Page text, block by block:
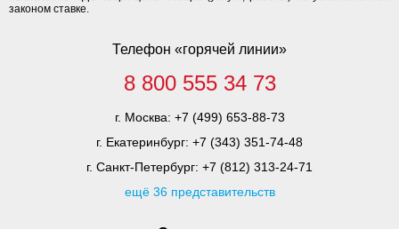
законом ставке.
Телефон «горячей линии»
8 800 555 34 73
г. Москва: +7 (499) 653-88-73
г. Екатеринбург: +7 (343) 351-74-48
г. Санкт-Петербург: +7 (812) 313-24-71
ещё 36 представительств